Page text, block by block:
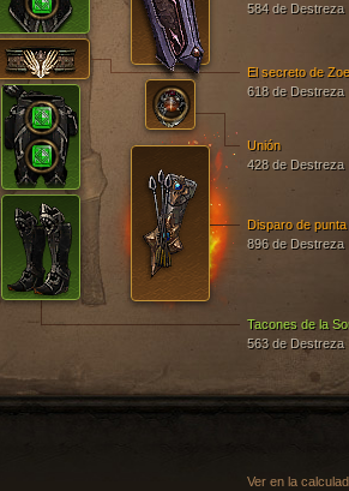
Tacones de la
563 de Destreza
584 de Destreza
Disparo de
896 de Destreza
El secreto de
618 de Destreza
Unión
428 de Destreza
Ver en la